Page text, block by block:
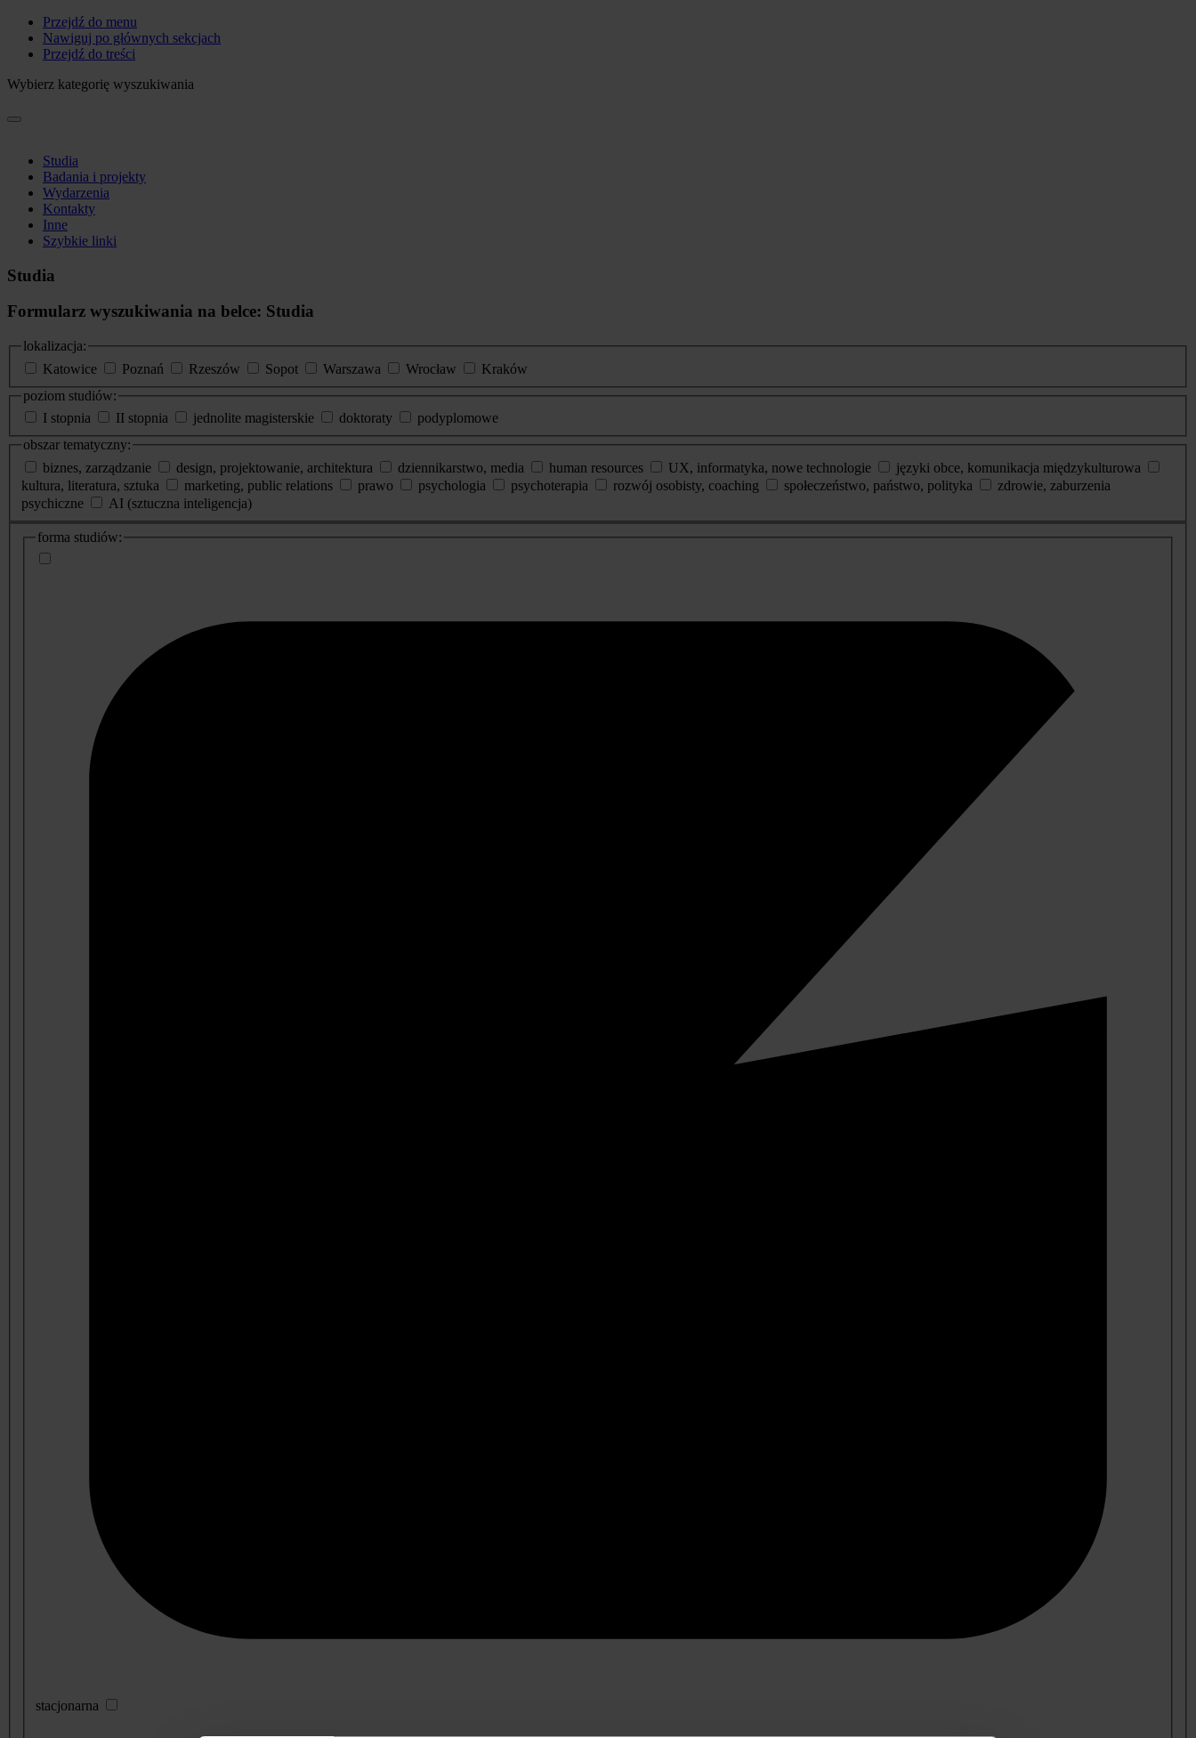
Przejdź do menu
Nawiguj po głównych sekcjach
Przejdź do treści
Wybierz kategorię wyszukiwania
Studia
Badania i projekty
Wydarzenia
Kontakty
Inne
Szybkie linki
Studia
Formularz wyszukiwania na belce: Studia
lokalizacja:
Katowice
Poznań Rzeszów Sopot Warszawa Wrocław
Kraków
poziom studiów:
I stopnia
II stopnia jednolite magisterskie doktoraty
podyplomowe
obszar tematyczny:
biznes, zarządzanie
design, projektowanie, architektura dziennikarstwo, media human resources UX, informatyka, nowe technologie
języki obce, komunikacja międzykulturowa
kultura, literatura, sztuka
marketing, public relations prawo psychologia psychoterapia rozwój osobisty, coaching społeczeństwo, państwo, polityka
zdrowie, zaburzenia
psychiczne
AI (sztuczna inteligencja)
dodatkowe
informacje
forma studiów:
stacjonarna